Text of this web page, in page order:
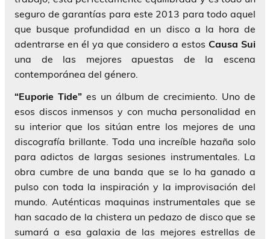
seguro de garantías para este 2013 para todo aquel
que busque profundidad en un disco a la hora de
adentrarse en él ya que considero a estosCausa Sui
una de las mejores apuestas de la escena
contemporánea del género.
“Euporie Tide”es un álbum de crecimiento. Uno de
esos discos inmensos y con mucha personalidad en
su interior que los sitúan entre los mejores de una
discografía brillante. Toda una increíble hazaña solo
para adictos de largas sesiones instrumentales. La
obra cumbre de una banda que se lo ha ganado a
pulso con toda la inspiración y la improvisación del
mundo. Auténticas maquinas instrumentales que se
han sacado de la chistera un pedazo de disco que se
sumará a esa galaxia de las mejores estrellas de